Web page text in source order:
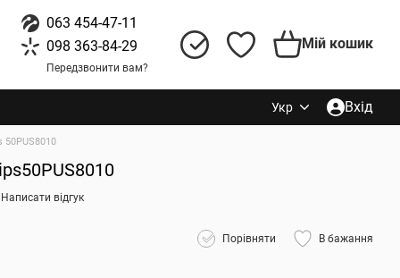
063 454-47-11
098 363-84-29
Передзвонити вам?
Мій кошик
Укр Вхід
50PUS8010
Написати відгук
Порівняти В бажання